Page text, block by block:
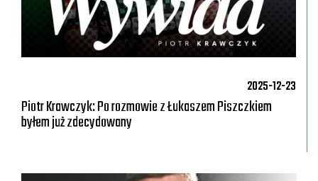
2025-12-23
Piotr Krawczyk: Po rozmowie z Łukaszem Piszczkiem
byłem już zdecydowany